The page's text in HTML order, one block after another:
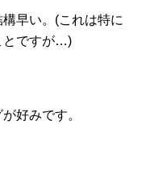
早い。(これは特に
とですが…)
好みです。